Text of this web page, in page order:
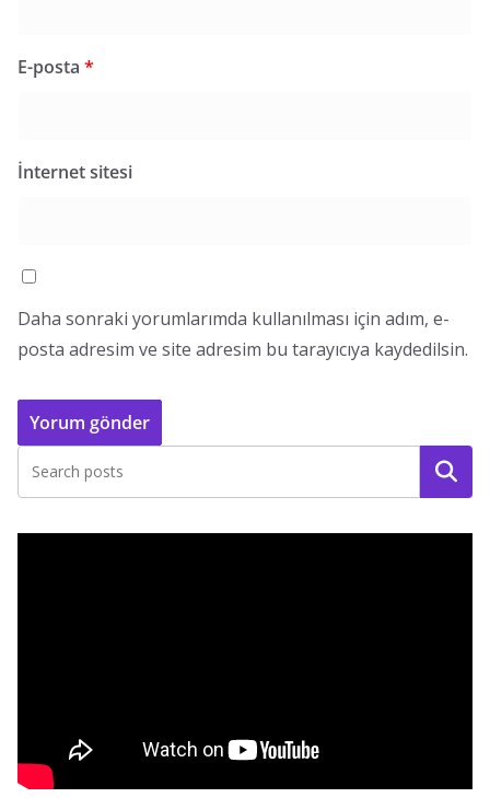
E-posta *
İnternet sitesi
Daha sonraki yorumlarımda kullanılması için adım, e-
posta adresim ve site adresim bu tarayıcıya kaydedilsin.
Ara